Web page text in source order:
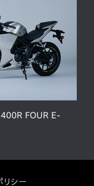
FOUR E-
リシー